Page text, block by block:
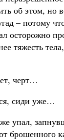
об этом, но
– потому
осторожно
тяжесть
черт…
сиди уже…
упал,
брошенного